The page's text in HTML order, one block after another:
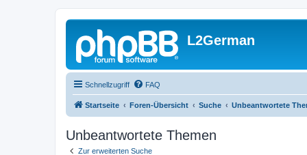
L2German
Schnellzugriff FAQ
Startseite Foren-Übersicht Suche Unbeantwortete
Unbeantwortete Themen
Zur erweiterten Suche